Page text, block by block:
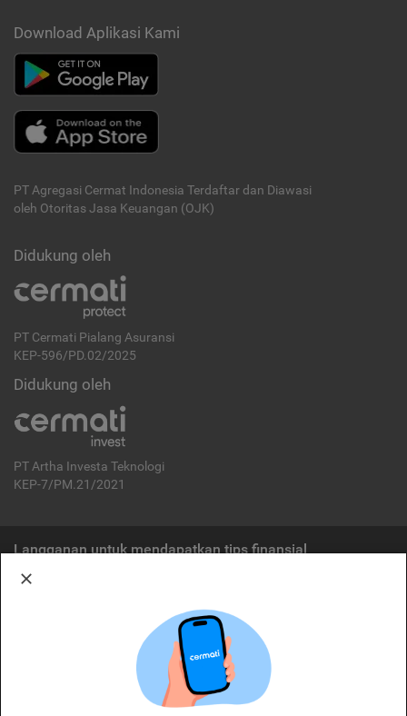
Download Aplikasi Kami
PT Agregasi Cermat Indonesia Terdaftar dan Diawasi
oleh Otoritas Jasa Keuangan (OJK)
Didukung oleh
PT Cermati Pialang Asuransi
KEP-596/PD.02/2025
Didukung oleh
PT Artha Investa Teknologi
KEP-7/PM.21/2021
Langganan untuk mendapatkan tips finansial
Cermati merupakan penyelenggara agregasi jasa keuangan yang terdaftar di
OJK. Oleh karena itu, produk dan/atau layanan jasa keuangan yang
ditawarkan bukan merupakan produk dan/atau layanan jasa keuangan yang
diterbitkan oleh Cermati dan Cermati tidak bertanggung jawab atas tuntutan